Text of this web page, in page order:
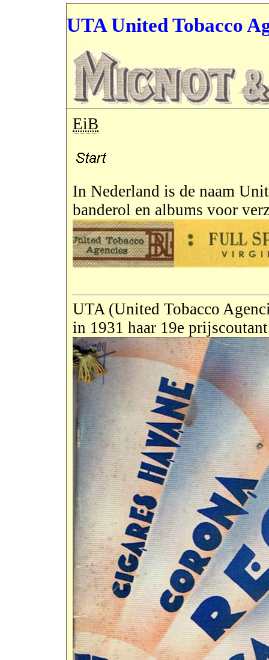
UTA United Tobacco
EiB
In Nederland is de naam
banderol en albums voor
UTA (United Tobacco
in 1931 haar 19e